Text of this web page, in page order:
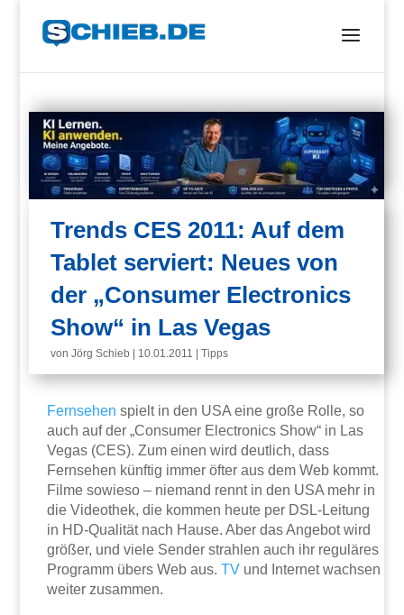
Trends CES 2011: Auf dem
Tablet serviert: Neues von
der „Consumer Electronics
Show“ in Las Vegas
vonJörg Schieb 10.01.2011 |Tipps
Fernsehen spielt in den USA eine große Rolle, so
auch auf der „Consumer Electronics Show“ in Las
Vegas (CES). Zum einen wird deutlich, dass
Fernsehen künftig immer öfter aus dem Web kommt.
Filme sowieso – niemand rennt in den USA mehr in
die Videothek, die kommen heute per DSL-Leitung
in HD-Qualität nach Hause. Aber das Angebot wird
größer, und viele Sender strahlen auch ihr reguläres
Programm übers Web aus.TV und Internet wachsen
weiter zusammen.